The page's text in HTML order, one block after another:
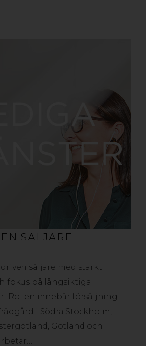
SÄLJARE
driven säljare med starkt
fokus på långsiktiga
Rollen innebär försäljning
i Södra Stockholm,
Gotland och